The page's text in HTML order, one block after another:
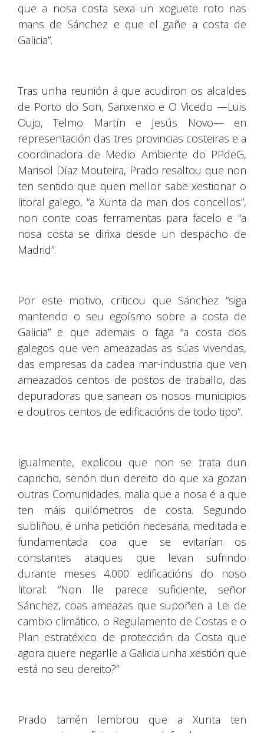
que a nosa costa sexa un xoguete roto nas
mans de Sánchez e que el gañe a costa de
Galicia”.
Tras unha reunión á que acudiron os alcaldes
de Porto do Son, Sanxenxo e O Vicedo —Luis
Oujo, Telmo Martín e Jesús Novo— en
representación das tres provincias costeiras e a
coordinadora de Medio Ambiente do PPdeG,
Marisol Díaz Mouteira, Prado resaltou que non
ten sentido que quen mellor sabe xestionar o
litoral galego, “a Xunta da man dos concellos”,
non conte coas ferramentas para facelo e “a
nosa costa se dirixa desde un despacho de
Madrid”.
Por este motivo, criticou que Sánchez “siga
mantendo o seu egoísmo sobre a costa de
Galicia” e que ademais o faga “a costa dos
galegos que ven ameazadas as súas vivendas,
das empresas da cadea mar-industria que ven
ameazados centos de postos de traballo, das
depuradoras que sanean os nosos municipios
e doutros centos de edificacións de todo tipo”.
Igualmente, explicou que non se trata dun
capricho, senón dun dereito do que xa gozan
outras Comunidades, malia que a nosa é a que
ten máis quilómetros de costa. Segundo
subliñou, é unha petición necesaria, meditada e
fundamentada coa que se evitarían os
constantes ataques que levan sufrindo
durante meses 4.000 edificacións do noso
litoral: “Non lle parece suficiente, señor
Sánchez, coas ameazas que supoñen a Lei de
cambio climático, o Regulamento de Costas e o
Plan estratéxico de protección da Costa que
agora quere negarlle a Galicia unha xestión que
está no seu dereito?”
Prado tamén lembrou que a Xunta ten